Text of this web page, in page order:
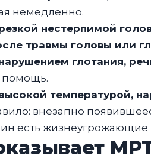
немедленно.
нестерпимой
травмы головы или
глотания,
помощь.
температурой,
внезапно
есть жизнеугрожающие